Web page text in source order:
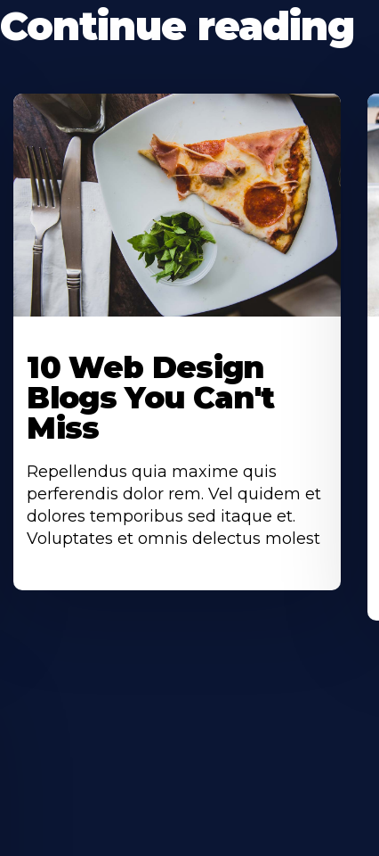
Continue reading
10 Web Design
Blogs You Can't
Miss
Repellendus quia maxime quis
perferendis dolor rem. Vel quidem et
dolores temporibus sed itaque et.
Voluptates et omnis delectus molest